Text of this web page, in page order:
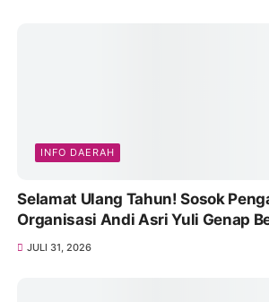
INFO DAERAH
Selamat Ulang Tahun! Sosok
Organisasi Andi Asri Yuli Genap
JULI 31, 2026